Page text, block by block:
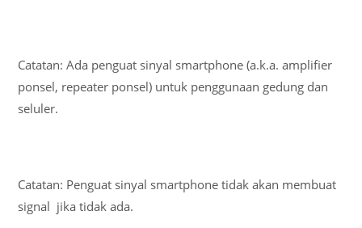
Catatan: Ada penguat sinyal smartphone (a.k.a. amplifier
ponsel, repeater ponsel) untuk penggunaan gedung dan
seluler.
Catatan: Penguat sinyal smartphone tidak akan membuat
signal jika tidak ada.